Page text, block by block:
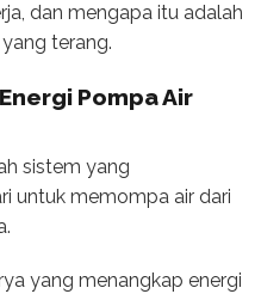
dan mengapa itu adalah
terang.
Energi Pompa Air
sistem yang
untuk memompa air dari
yang menangkap energi